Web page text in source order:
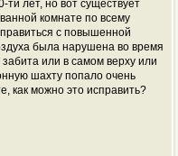
лет, но вот существует
комнате по всему
с повышенной
была нарушена во время
или в самом верху или
шахту попало очень
как можно это исправить?